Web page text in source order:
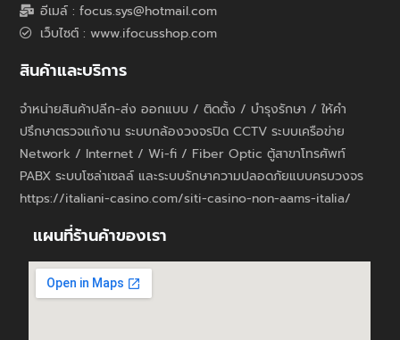
อีเมล์ : focus.sys@hotmail.com
เว็บไซต์ : www.ifocusshop.com
สินค้าและบริการ
จำหน่ายสินค้าปลีก-ส่ง ออกแบบ / ติดตั้ง / บำรุงรักษา / ให้คำ
ปรึกษาตรวจแก้งาน ระบบกล้องวงจรปิด CCTV ระบบเครือข่าย
Network / Internet / Wi-fi / Fiber Optic ตู้สาขาโทรศัพท์
PABX ระบบโซล่าเซลล์ และระบบรักษาความปลอดภัยแบบครบวงจร
https://italiani-casino.com/siti-casino-non-aams-italia/
แผนที่ร้านค้าของเรา